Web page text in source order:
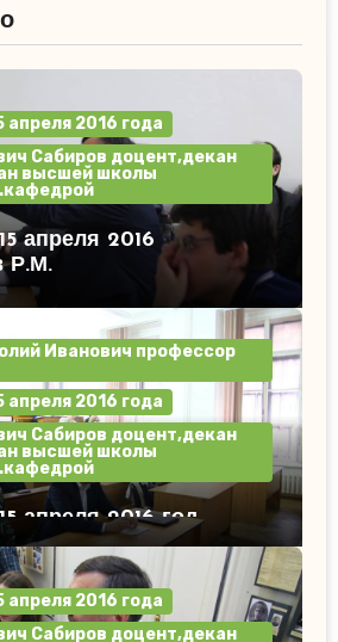
апреля 2016 года
Сабиров доцент,декан
высшей школы
апреля 2016
Р.М.
Иванович профессор
апреля 2016 года
Сабиров доцент,декан
высшей школы
апреля 2016 год.
апреля 2016 года
Сабиров доцент,декан